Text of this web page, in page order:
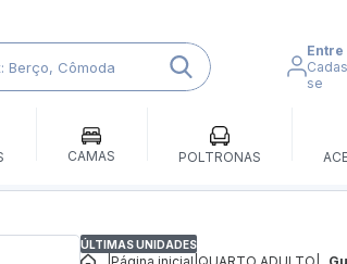
Entre
se
CAMAS POLTRONAS
ÚLTIMAS UNIDADES